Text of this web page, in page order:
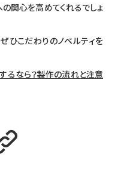
関心を高めてくれるでしょ
ひこだわりのノベルティを
るなら？製作の流れと注意